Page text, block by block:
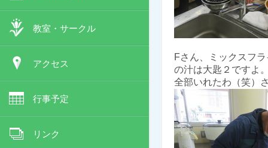
教室・サークル
アクセス
行事予定
リンク
Fさん、ミックスフ
の汁は大匙２ですよ
全部いれたわ（笑）